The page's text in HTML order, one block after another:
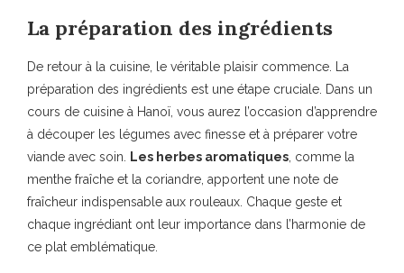
La préparation des ingrédients
De retour à la cuisine, le véritable plaisir commence. La
préparation des ingrédients est une étape cruciale. Dans un
cours de cuisine à Hanoï, vous aurez l’occasion d’apprendre
à découper les légumes avec finesse et à préparer votre
viande avec soin. Les herbes aromatiques, comme la
menthe fraîche et la coriandre, apportent une note de
fraîcheur indispensable aux rouleaux. Chaque geste et
chaque ingrédiant ont leur importance dans l’harmonie de
ce plat emblématique.